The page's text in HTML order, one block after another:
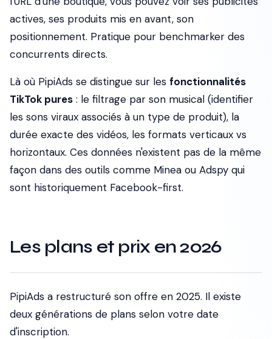
actives, ses produits mis en avant, son
positionnement. Pratique pour benchmarker des
concurrents directs.
Là où PipiAds se distingue sur les fonctionnalités
TikTok pures : le filtrage par son musical (identifier
les sons viraux associés à un type de produit), la
durée exacte des vidéos, les formats verticaux vs
horizontaux. Ces données n'existent pas de la même
façon dans des outils comme Minea ou Adspy qui
sont historiquement Facebook-first.
Les plans et prix en 2026
PipiAds a restructuré son offre en 2025. Il existe
deux générations de plans selon votre date
d'inscription.